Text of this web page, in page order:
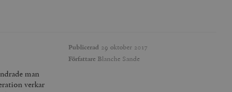
man
verkar
Publicerad 29 oktober 2017
Författare Blanche Sande